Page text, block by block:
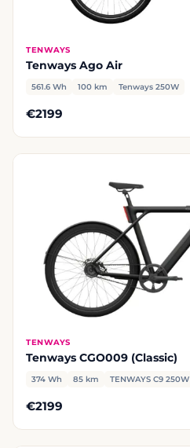
TENWAYS
Tenways Ago Air
561.6 Wh 100 km Tenways 250W
€2199
TENWAYS
Tenways CGO009 (Classic)
374 Wh 85 km TENWAYS C9 250W
€2199